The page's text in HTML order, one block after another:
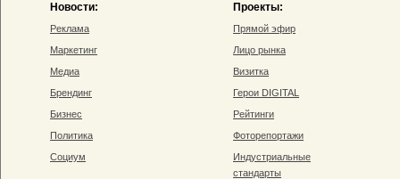
Новости:
Реклама
Маркетинг
Медиа
Брендинг
Бизнес
Политика
Социум
Проекты:
Прямой эфир
Лицо рынка
Визитка
Герои DIGITAL
Рейтинги
Фоторепортажи
Индустриальные
стандарты